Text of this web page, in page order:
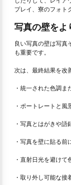
プレイ、寮のフォト
写真の壁をよ
良い写真の壁は写真
も重要です。
次は、最終結果を改
・統一された色調ま
・ポートレートと風
・写真とはがきや語
・写真を壁に貼る
・直射日光を避けて
・取り外し可能な